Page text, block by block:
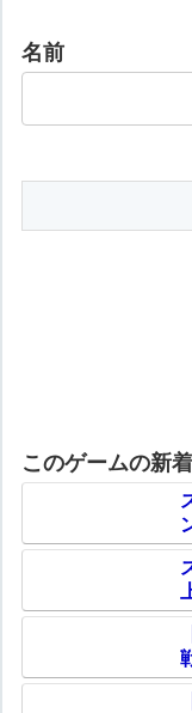
名前
このゲームの新